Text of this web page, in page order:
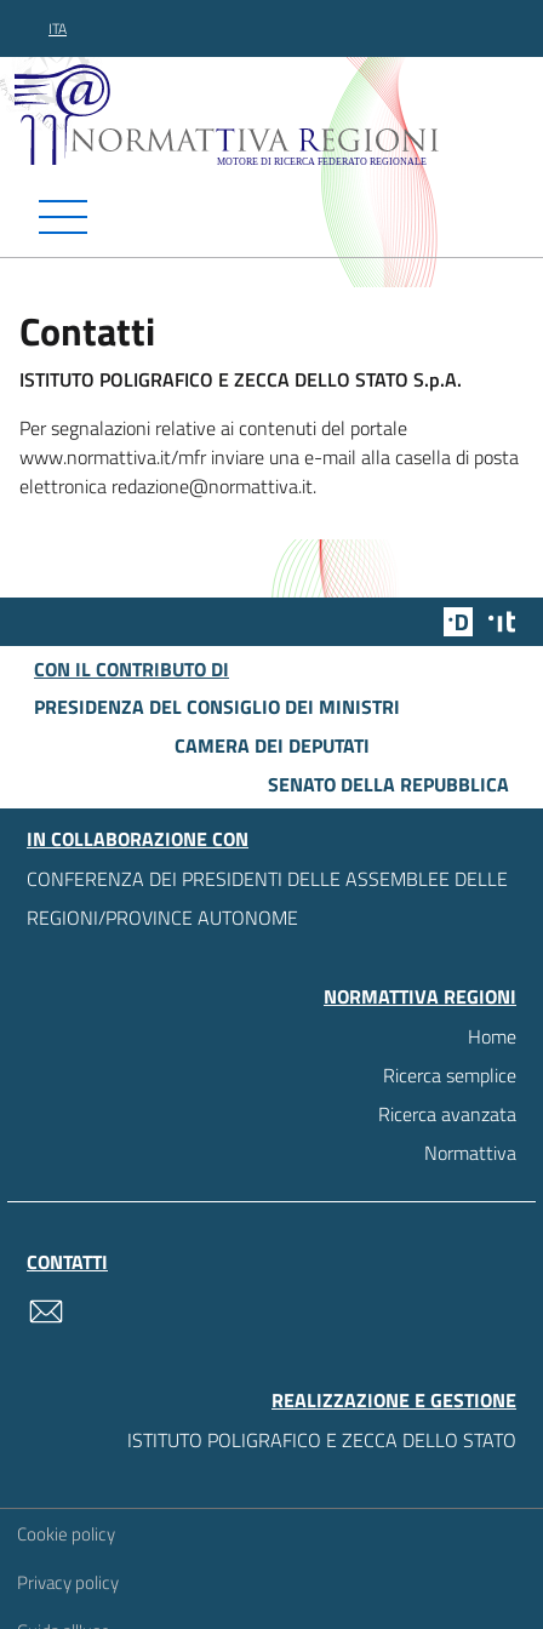
ITA
Normattiva Regioni -
Contatti
ISTITUTO POLIGRAFICO E ZECCA DELLO STATO S.p.A.
Per segnalazioni relative ai contenuti del portale
www.normattiva.it/mfr inviare una e-mail alla casella di posta
elettronica redazione@normattiva.it.
Team
CON IL CONTRIBUTO DI
PRESIDENZA DEL CONSIGLIO DEI MINISTRI
CAMERA DEI DEPUTATI
SENATO DELLA REPUBBLICA
IN COLLABORAZIONE CON
CONFERENZA DEI PRESIDENTI DELLE ASSEMBLEE DELLE
REGIONI/PROVINCE AUTONOME
NORMATTIVA REGIONI
Home
Ricerca semplice
Ricerca avanzata
Normattiva
CONTATTI
REALIZZAZIONE E GESTIONE
ISTITUTO POLIGRAFICO E ZECCA DELLO STATO
Sezione Link Utili
Cookie policy
Privacy policy